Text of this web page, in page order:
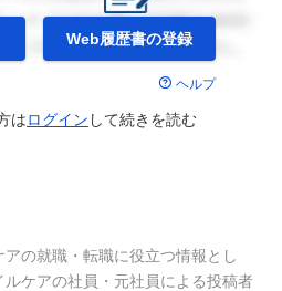
Web履歴書の登録
ヘルプ
はログイン して続きを読む
の就職・転職に役立つ情報とし
ケアの社員・元社員による投稿者